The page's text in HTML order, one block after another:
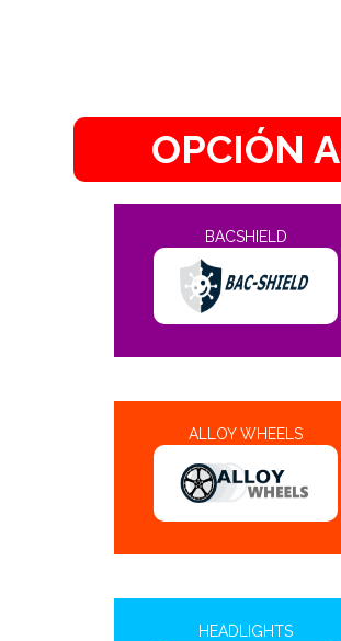
OPCIÓN A
BACSHIELD
ALLOY WHEELS
HEADLIGHTS